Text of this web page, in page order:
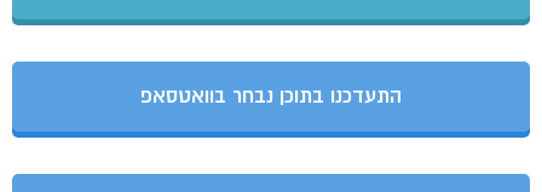
התעדכנו בתוכן נבחר בוואטסאפ